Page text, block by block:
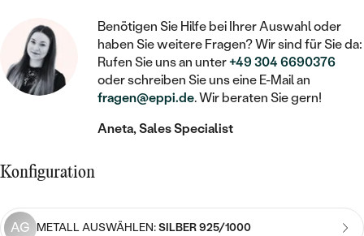
IM SET
NACH PREIS
EINFASSEN
FARBIGE DIAMANTEN ZUM EINFASSEN
MIT LAB GROWN DIAMANT
MIT MOISSANIT
BROSCHEN
SCHMUCKZUBEHÖR
NACH MATERIAL
GOLD
SILBER
PIERCINGS
NACH STEIN
KETTEN
HERZKETTEN
MIT TIEREN
NACH EDELSTEIN
MIT DIAMANT
SIEGELRINGE
PERSONALISIERT
NACH EDELSTEIN
MIT EDELSTEIN
PERLENRINGE
Benötigen Sie Hilfe bei Ihrer Auswahl oder
haben Sie weitere Fragen? Wir sind für Sie da:
Rufen Sie uns an unter+49 304 6690376
oder schreiben Sie uns eine E-Mail an
fragen@eppi.de. Wir beraten Sie gern!
Aneta, Sales Specialist
Konfiguration
AG METALL AUSWÄHLEN:SILBER 925/1000